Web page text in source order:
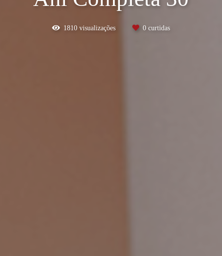
1810 visualizações 0 curtidas